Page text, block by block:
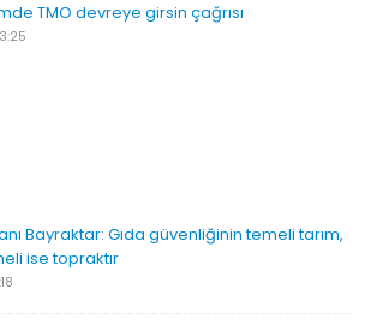
TMO devreye girsin çağrısı
Bayraktar: Gıda güvenliğinin temeli tarım,
ise topraktır